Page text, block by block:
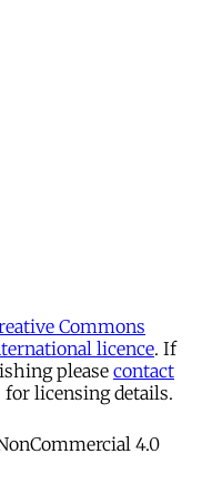
Commons
licence. If
please contact
for licensing details.